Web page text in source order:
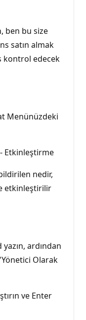
ben bu size
satın almak
kontrol edecek
Menünüzdeki
Etkinleştirme
nedir,
etkinleştirilir
ardından
Olarak
ve Enter